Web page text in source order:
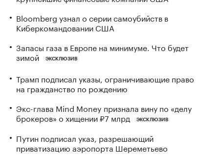
Bloomberg узнал о серии самоубийств в
Киберкомандовании США
Запасы газа в Европе на минимуме. Что будет
зимой
ЭКСКЛЮЗИВ
Трамп подписал указы, ограничивающие право
на гражданство по рождению
Экс-глава Mind Money признала вину по «делу
брокеров» о хищении ₽7 млрд
ЭКСКЛЮЗИВ
Путин подписал указ, разрешающий
приватизацию аэропорта Шереметьево